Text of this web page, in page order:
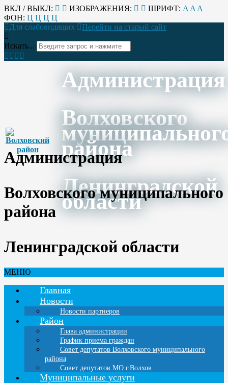
ВКЛ / ВЫКЛ: ИЗОБРАЖЕНИЯ: ШРИФТ: A A A
ФОН: Ц Ц Ц Ц
Для слабовидящих
Перейти на старый сайт
Искать...
Администрация
Волховского
района
Ленинградской
области
Администрация
Волховского муниципального
района
Ленинградской области
МЕНЮ
Главная
Новости
Новости партнеров
Район
Глава администрации
График приема граждан
Совет депутатов Волховского муниципального
района
Совет депутатов МО г.Волхов
Муниципальные услуги